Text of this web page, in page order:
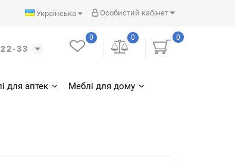
Особистий кабінет
Українська
33
0
0
0
для аптек Меблі для дому